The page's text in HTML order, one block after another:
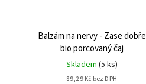
Balzám na nervy - Zase dobře
bio porcovaný čaj
Skladem (5 ks)
89,29 Kč bez DPH